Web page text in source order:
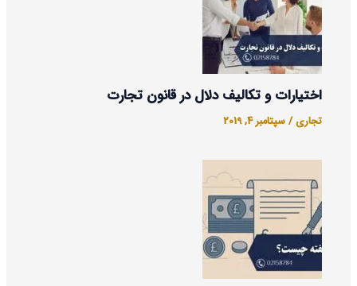
اختیارات و تکالیف دلال در قانون تجارت
تجاری/سپتامبر 4, 2019